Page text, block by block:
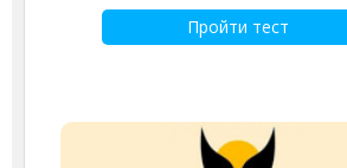
Пройти тест